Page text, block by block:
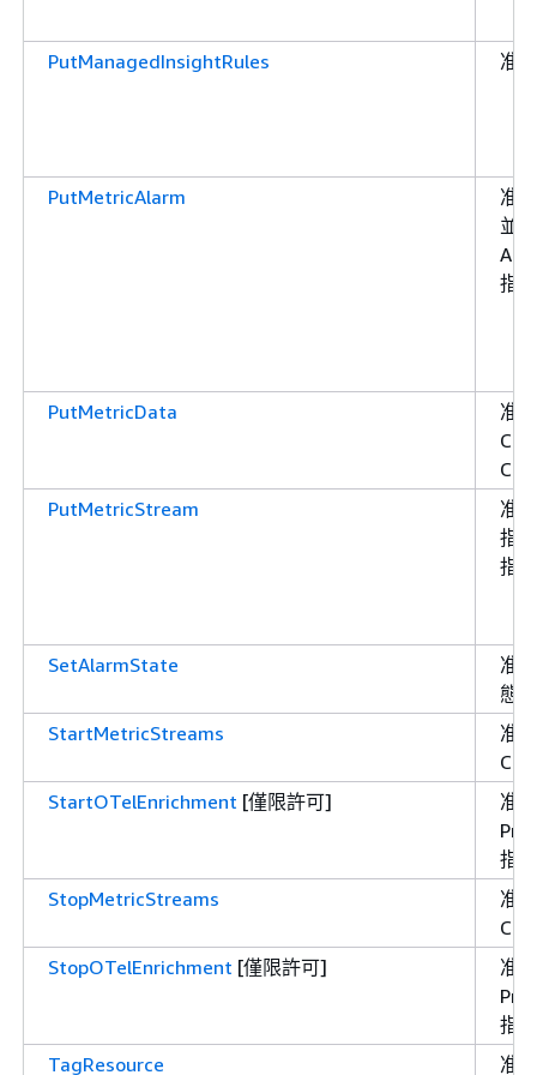
PutManagedInsightRules 准
PutMetricAlarm
准
並
指
PutMetricData
准
PutMetricStream
准
指
指
SetAlarmState
准
態
StartMetricStreams
准
StartOTelEnrichment [僅限許可]
准
指標
StopMetricStreams
准
StopOTelEnrichment [僅限許可]
准
指標
TagResource
准